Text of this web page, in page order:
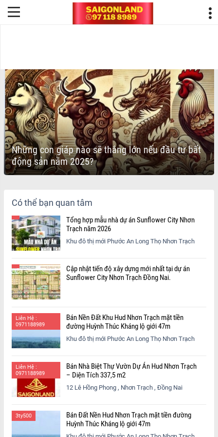
Những con giáp nào sẽ thắng lớn nếu đầu tư bất
động sản năm 2025?
Có thể bạn quan tâm
Tổng hợp mẫu nhà dự án Sunflower City Nhơn
Trạch năm 2026
Khu đô thị mới Phước An Long Thọ Nhơn Trạch
Cập nhật tiến độ xây dựng mới nhất tại dự án
Sunflower City Nhơn Trạch Đồng Nai.
Liên Hệ :
0971188989
Bán Nền Đất Khu Hud Nhơn Trạch mặt tiền
đường Huỳnh Thúc Kháng lộ giới 47m
Khu đô thị mới Phước An Long Thọ Nhơn Trạch
Liên Hệ :
0971188989
Bán Nhà Biệt Thự Vườn Dự Án Hud Nhơn Trạch
– Diện Tích 337,5 m2
12 Lê Hồng Phong , Nhơn Trạch , Đồng Nai
3ty500
Bán Đất Nền Hud Nhơn Trạch mặt tiền đường
Huỳnh Thúc Kháng lộ giới 47m